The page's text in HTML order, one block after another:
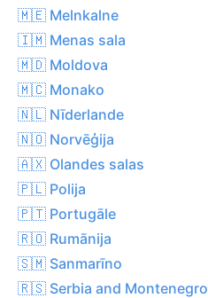
🇲🇪 Melnkalne
🇮🇲 Menas sala
🇲🇩 Moldova
🇲🇨 Monako
🇳🇱 Nīderlande
🇳🇴 Norvēģija
🇦🇽 Olandes salas
🇵🇱 Polija
🇵🇹 Portugāle
🇷🇴 Rumānija
🇸🇲 Sanmarīno
🇷🇸 Serbia and Montenegro